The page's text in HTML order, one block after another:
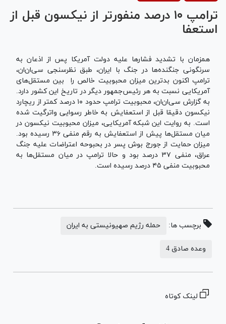
Video
ترامپ ۱۰ درصد منفورتر از نیکسون قبل از
استعفا
همزمان با تشدید فشارها علیه دولت آمریکا پس از اذعان به
سرنگونی جنگنده‌ها در جنگ با ایران، طبق نظرسنجی سی‌ان‌ان،
ترامپ اکنون بدترین میزان محبوبیت خالص را بین مستقل‌های
آمریکایی نسبت به هر رئیس‌جمهور دیگر در تاریخ این کشور دارد.
به گزارش سی‌ان‌ان، محبوبیت ترامپ حدود ۱۰ درصد کمتر از ریچارد
نیکسون دقیقا قبل از استعفایش به خاطر رسوایی واترگیت شده
است. به روایت این شبکه آمریکایی، میزان محبوبیت نیکسون در
میان مستقل‌ها پیش از استعفایش به رقم منفی ۳۶ رسیده بود.
میزان حمایت از جورج بوش پسر در بحبوحه اعتراضات علیه جنگ
عراق، منفی ۳۷ درصد بود و حالا ترامپ در میان مستقل‌ها به
محبوبیت منفی ۴۵ درصد رسیده است.
برچسب ها: حمله رژیم صهیونیستی به ایران
وعده صادق 4
لینک کوتاه